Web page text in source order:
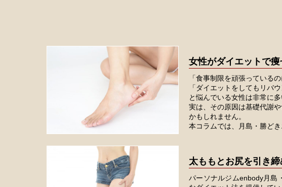
女性がダイエットで
「食事制限を頑張っている
「ダイエットをしてもリバ
と悩んでいる女性は非常に
実は、その原因は基礎代謝
かもしれません。
本コラムでは、月島・勝ど
太ももとお尻を引き
パーソナルジムenbody月島